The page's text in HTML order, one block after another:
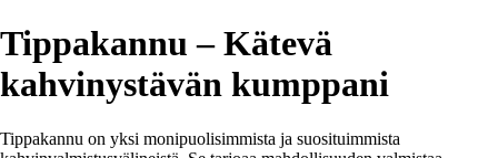
Tippakannu – Kätevä
kahvinystävän kumppani
Tippakannu on yksi monipuolisimmista ja suosituimmista